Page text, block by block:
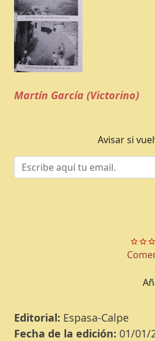
Martín García (Victorino)
Avisar si
Editorial: Espasa-Calpe
Fecha de la edición: 01/01/